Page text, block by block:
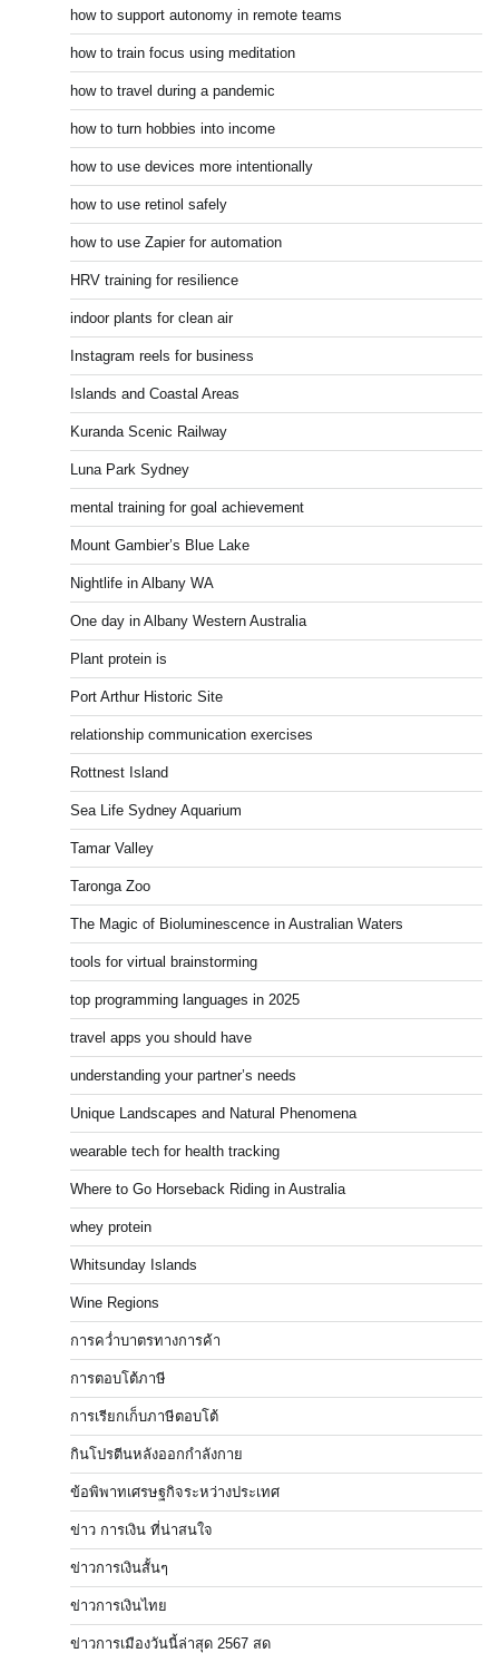
how to support autonomy in remote teams
how to train focus using meditation
how to travel during a pandemic
how to turn hobbies into income
how to use devices more intentionally
how to use retinol safely
how to use Zapier for automation
HRV training for resilience
indoor plants for clean air
Instagram reels for business
Islands and Coastal Areas
Kuranda Scenic Railway
Luna Park Sydney
mental training for goal achievement
Mount Gambier’s Blue Lake
Nightlife in Albany WA
One day in Albany Western Australia
Plant protein is
Port Arthur Historic Site
relationship communication exercises
Rottnest Island
Sea Life Sydney Aquarium
Tamar Valley
Taronga Zoo
The Magic of Bioluminescence in Australian Waters
tools for virtual brainstorming
top programming languages in 2025
travel apps you should have
understanding your partner’s needs
Unique Landscapes and Natural Phenomena
wearable tech for health tracking
Where to Go Horseback Riding in Australia
whey protein
Whitsunday Islands
Wine Regions
การคว่ำบาตรทางการค้า
การตอบโต้ภาษี
การเรียกเก็บภาษีตอบโต้
กินโปรตีนหลังออกกำลังกาย
ข้อพิพาทเศรษฐกิจระหว่างประเทศ
ข่าว การเงิน ที่น่าสนใจ
ข่าวการเงินสั้นๆ
ข่าวการเงินไทย
ข่าวการเมืองวันนี้ล่าสุด 2567 สด